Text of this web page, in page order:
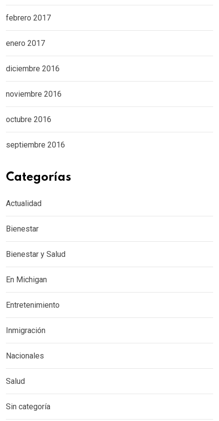
febrero 2017
enero 2017
diciembre 2016
noviembre 2016
octubre 2016
septiembre 2016
Categorías
Actualidad
Bienestar
Bienestar y Salud
En Michigan
Entretenimiento
Inmigración
Nacionales
Salud
Sin categoría